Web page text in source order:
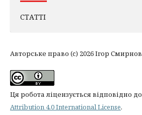
СТАТТІ
Авторське право (c) 2026 Ігор Смирнов
Ця робота ліцензується відповідно до
Attribution 4.0 International License.